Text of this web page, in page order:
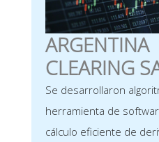
ARGENTINA
CLEARING
Se desarrollaron
herramienta de
cálculo eficiente de